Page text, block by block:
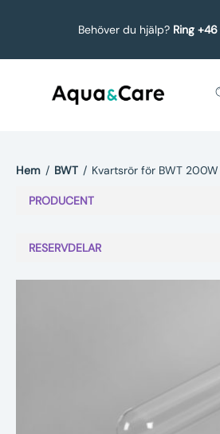
Behöver du hjälp? Ring
Hem / BWT / Kvartsrör för BWT 200W
PRODUCENT
RESERVDELAR